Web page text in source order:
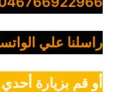
راسلنا علي
أو قم بزيارة